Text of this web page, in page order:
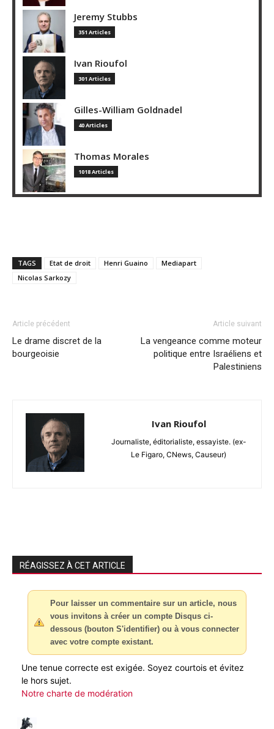
Jeremy Stubbs
351 Articles
Ivan Rioufol
301 Articles
Gilles-William Goldnadel
40 Articles
Thomas Morales
1018 Articles
TAGS Etat de droit Henri Guaino
Mediapart
Nicolas Sarkozy
Article précédent
Le drame discret de la
bourgeoisie
Article suivant
La vengeance comme moteur
politique entre Israéliens et
Palestiniens
Ivan Rioufol
Journaliste, éditorialiste, essayiste. (ex-
Le Figaro, CNews, Causeur)
RÉAGISSEZ À CET ARTICLE
Pour laisser un commentaire sur un article, nous
vous invitons à créer un compte Disqus ci-
dessous (bouton S'identifier) ou à vous connecter
avec votre compte existant.
Une tenue correcte est exigée. Soyez courtois et évitez
le hors sujet.
Notre charte de modération